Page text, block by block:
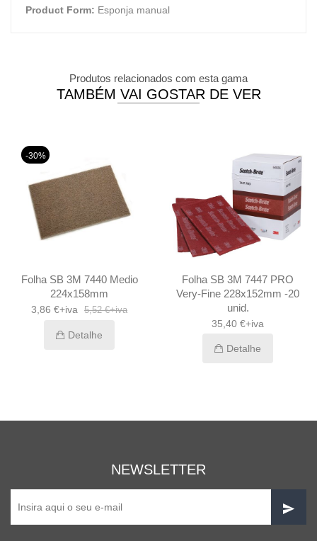
Product Form: Esponja manual
Produtos relacionados com esta gama
TAMBÉM VAI GOSTAR DE VER
-30%
Folha SB 3M 7440 Medio
224x158mm
3,86 €+iva 5,52 €+iva
Detalhe
Folha SB 3M 7447 PRO
Very-Fine 228x152mm -20
unid.
35,40 €+iva
Detalhe
NEWSLETTER